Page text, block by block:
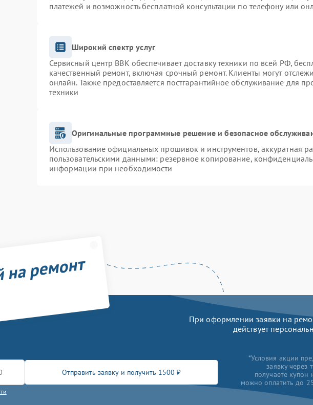
платежей и возможность бесплатной консультации по телефону или
Широкий спектр услуг
Сервисный центр BBK обеспечивает доставку техники по всей РФ,
качественный ремонт, включая срочный ремонт. Клиенты могут
онлайн. Также предоставляется постгарантийное обслуживание для
техники
Оригинальные программные решение и безопасное
Использование официальных прошивок и инструментов, аккуратная
пользовательскими данными: резервное копирование,
информации при необходимости
ремонт
При оформлении заявки на
действует
Отправить заявку и получить 1500 ₽
*Условия акции
заявку
получаете
можно оплатить до